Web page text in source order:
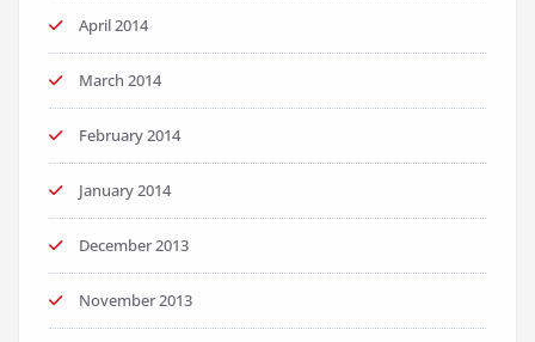
April 2014
March 2014
February 2014
January 2014
December 2013
November 2013